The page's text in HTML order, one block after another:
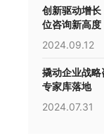
创新驱动增
位咨询新高度
2024.09.12
撬动企业战
专家库落地
2024.07.31